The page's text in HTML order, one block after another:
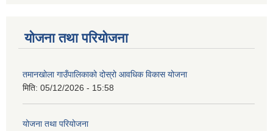
योजना तथा परियोजना
तमानखोला गाउँपालिकाको दोस्रो आवधिक विकास योजना
मिति: 05/12/2026 - 15:58
योजना तथा परियोजना